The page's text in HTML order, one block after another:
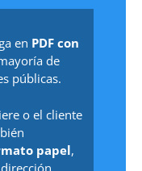
en PDF con
de
públicas.
o el cliente
papel,